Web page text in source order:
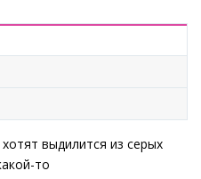
выдилится из серых
то